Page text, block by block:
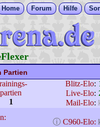
Home Forum Hilfe
Partien
partien
1
Blitz-Elo:
Live-Elo:
Mail-Elo:
ⓘ C960-Elo: